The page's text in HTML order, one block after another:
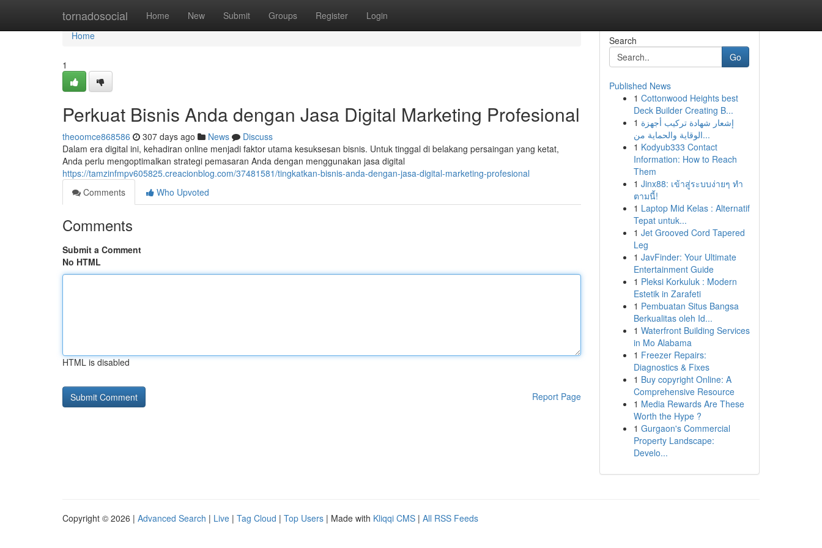
tornadosocial Home New Submit Groups Register Login
Home
Home
1
Perkuat Bisnis Anda dengan Jasa Digital Marketing Profesional
theoomce868586 307 days ago News
Discuss
Dalam era digital ini, kehadiran online menjadi faktor utama kesuksesan bisnis. Untuk tinggal di belakang persaingan yang ketat,
Anda perlu mengoptimalkan strategi pemasaran Anda dengan menggunakan jasa digital
https://tamzinfmpv605825.creacionblog.com/37481581/tingkatkan-bisnis-anda-dengan-jasa-digital-marketing-profesional
Comments
Who Upvoted
Comments
Submit a Comment
No HTML
HTML is disabled
Report Page
Search
Go
Published News
1 Cottonwood Heights best
Deck Builder Creating B...
1 إشعار شهادة تركيب أجهزة
الوقاية والحماية من...
1 Kodyub333 Contact
Information: How to Reach
Them
1 Jinx88: เข้าสู่ระบบง่ายๆ ทำ
ตามนี้!
1 Laptop Mid Kelas : Alternatif
Tepat untuk...
1 Jet Grooved Cord Tapered
Leg
1 JavFinder: Your Ultimate
Entertainment Guide
1 Pleksi Korkuluk : Modern
Estetik in Zarafeti
1 Pembuatan Situs Bangsa
Berkualitas oleh Id...
1 Waterfront Building Services
in Mo Alabama
1 Freezer Repairs:
Diagnostics & Fixes
1 Buy copyright Online: A
Comprehensive Resource
1 Media Rewards Are These
Worth the Hype ?
1 Gurgaon's Commercial
Property Landscape:
Develo...
Copyright © 2026 | Advanced Search | Live | Tag Cloud | Top Users | Made with Kliqqi CMS | All RSS Feeds